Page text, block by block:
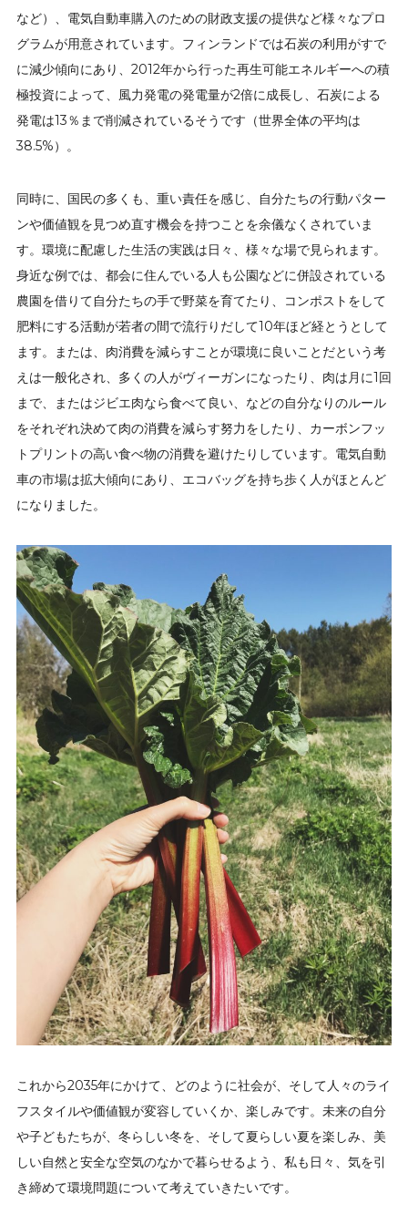
など）、電気自動車購入のための財政支援の提供など様々なプロ
グラムが用意されています。フィンランドでは石炭の利用がすで
に減少傾向にあり、2012年から行った再生可能エネルギーへの積
極投資によって、風力発電の発電量が2倍に成長し、石炭による
発電は13％まで削減されているそうです（世界全体の平均は
38.5%）。
同時に、国民の多くも、重い責任を感じ、自分たちの行動パター
ンや価値観を見つめ直す機会を持つことを余儀なくされていま
す。環境に配慮した生活の実践は日々、様々な場で見られます。
身近な例では、都会に住んでいる人も公園などに併設されている
農園を借りて自分たちの手で野菜を育てたり、コンポストをして
肥料にする活動が若者の間で流行りだして10年ほど経とうとして
ます。または、肉消費を減らすことが環境に良いことだという考
えは一般化され、多くの人がヴィーガンになったり、肉は月に1回
まで、またはジビエ肉なら食べて良い、などの自分なりのルール
をそれぞれ決めて肉の消費を減らす努力をしたり、カーボンフッ
トプリントの高い食べ物の消費を避けたりしています。電気自動
車の市場は拡大傾向にあり、エコバッグを持ち歩く人がほとんど
になりました。
これから2035年にかけて、どのように社会が、そして人々のライ
フスタイルや価値観が変容していくか、楽しみです。未来の自分
や子どもたちが、冬らしい冬を、そして夏らしい夏を楽しみ、美
しい自然と安全な空気のなかで暮らせるよう、私も日々、気を引
き締めて環境問題について考えていきたいです。